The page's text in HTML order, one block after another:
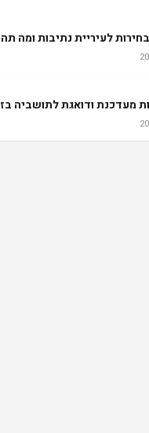
לעיריית נתיבות ומה
מעדכנת ודואגת לתושביה